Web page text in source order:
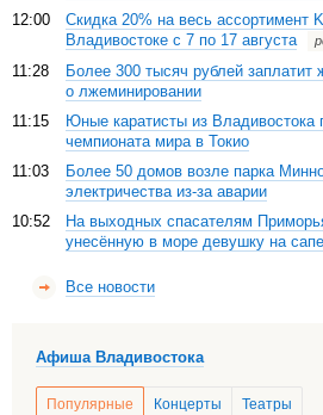
12:00
Скидка 20% на весь ассортимент
Владивостоке с 7 по 17 августа
11:28
Более 300 тысяч рублей заплатит
о лжеминировании
11:15
Юные каратисты из Владивостока
чемпионата мира в Токио
11:03
Более 50 домов возле парка
электричества из-за аварии
10:52
На выходных спасателям
унесённую в море девушку на
Все новости
Афиша Владивостока
Популярные Концерты Театры